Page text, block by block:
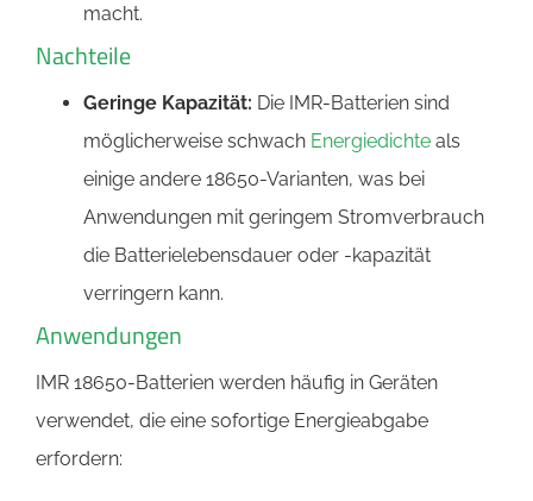
macht.
Nachteile
Geringe Kapazität: Die IMR-Batterien sind
möglicherweise schwach Energiedichte als
einige andere 18650-Varianten, was bei
Anwendungen mit geringem Stromverbrauch
die Batterielebensdauer oder -kapazität
verringern kann.
Anwendungen
IMR 18650-Batterien werden häufig in Geräten
verwendet, die eine sofortige Energieabgabe
erfordern: